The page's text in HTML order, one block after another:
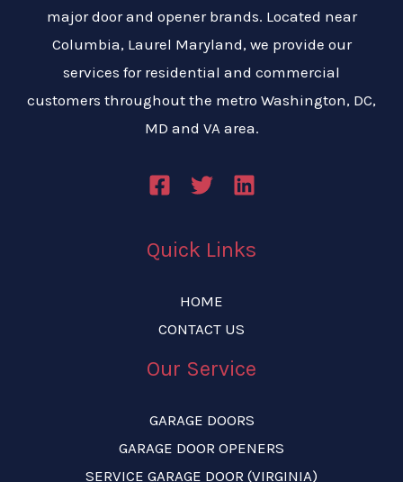
major door and opener brands. Located near
Columbia, Laurel Maryland, we provide our
services for residential and commercial
customers throughout the metro Washington, DC,
MD and VA area.
Quick Links
HOME
CONTACT US
Our Service
GARAGE DOORS
GARAGE DOOR OPENERS
SERVICE GARAGE DOOR (VIRGINIA)